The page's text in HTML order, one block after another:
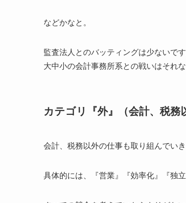
などかなと。
監査法人とのバッティングは少ないです
大中小の会計事務所系との戦いはそれ
カテゴリ『外』（会計、税務
会計、税務以外の仕事も取り組んでいき
具体的には、『営業』『効率化』『独